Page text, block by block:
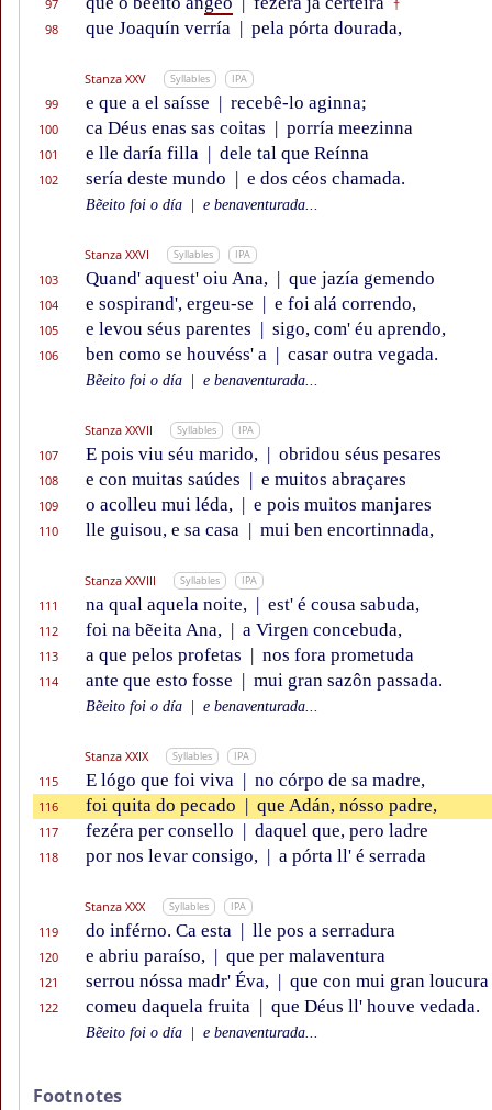
97 †
98 que Joaquín verría | pela pórta dourada,
Stanza XXV Syllables IPA
99 e que a el saísse | recebê-lo aginna;
100 ca Déus enas sas coitas | porría meezinna
101 e lle daría filla | dele tal que Reínna
102 sería deste mundo | e dos céos chamada.
Bẽeito foi o día e benaventurada...
Stanza XXVI Syllables IPA
103 Quand' aquest' oiu Ana, | que jazía gemendo
104 e sospirand', ergeu-se | e foi alá correndo,
105 e levou séus parentes | sigo, com' éu aprendo,
106 ben como se houvéss' a | casar outra vegada.
Bẽeito foi o día e benaventurada...
Stanza XXVII Syllables IPA
107 E pois viu séu marido, | obridou séus pesares
108 e con muitas saúdes | e muitos abraçares
109 o acolleu mui léda, | e pois muitos manjares
110 lle guisou, e sa casa | mui ben encortinnada,
Stanza XXVIII Syllables IPA
111 na qual aquela noite, | est' é cousa sabuda,
112 foi na bẽeita Ana, | a Virgen concebuda,
113 a que pelos profetas | nos fora prometuda
114 ante que esto fosse | mui gran sazôn passada.
Bẽeito foi o día e benaventurada...
Stanza XXIX Syllables IPA
115 E lógo que foi viva | no córpo de sa madre,
116 foi quita do pecado | que Adán, nósso padre,
117 fezéra per consello | daquel que, pero ladre
118 por nos levar consigo, | a pórta ll' é serrada
Stanza XXX Syllables IPA
119 do inférno. Ca esta | lle pos a serradura
120 e abriu paraíso, | que per malaventura
121 serrou nóssa madr' Éva, | que con mui gran loucura
122 comeu daquela fruita | que Déus ll' houve vedada.
Bẽeito foi o día e benaventurada...
Footnotes